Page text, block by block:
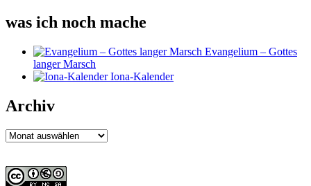
was ich noch mache
Evangelium – Gottes
langer Marsch
Iona-Kalender
Archiv
Archiv